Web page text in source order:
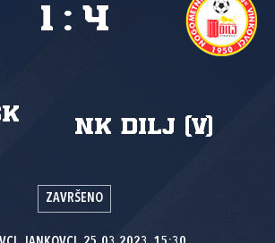
NK Dilj (V)
1 : 4
ZAVRŠENO